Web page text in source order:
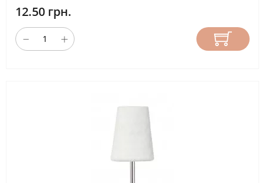
12.50 грн.